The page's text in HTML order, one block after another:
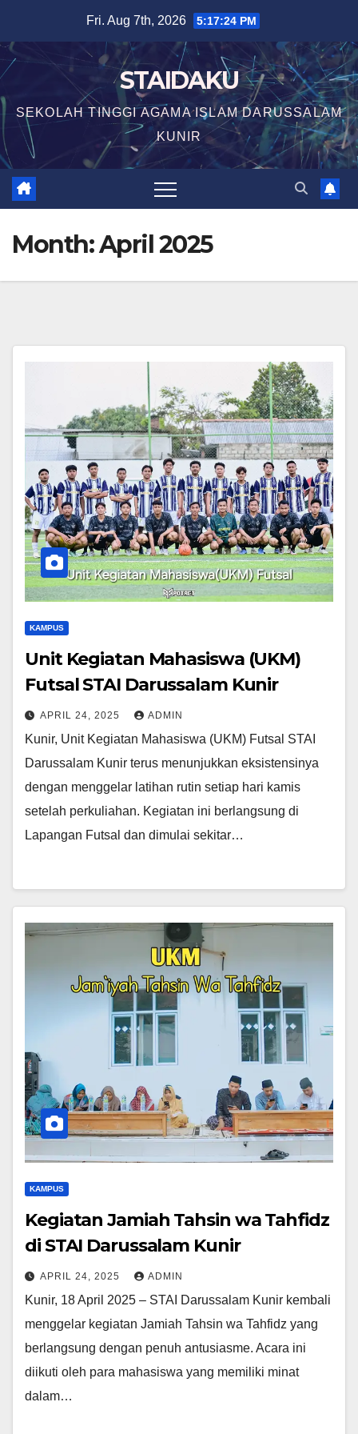
content
Fri. Aug 7th, 2026 5:17:24 PM
STAIDAKU
SEKOLAH TINGGI AGAMA ISLAM DARUSSALAM
KUNIR
Month:April 2025
KAMPUS
Unit Kegiatan Mahasiswa (UKM)
Futsal STAI Darussalam Kunir
APRIL 24, 2025 ADMIN
Kunir, Unit Kegiatan Mahasiswa (UKM) Futsal STAI
Darussalam Kunir terus menunjukkan eksistensinya
dengan menggelar latihan rutin setiap hari kamis
setelah perkuliahan. Kegiatan ini berlangsung di
Lapangan Futsal dan dimulai sekitar…
KAMPUS
Kegiatan Jamiah Tahsin wa Tahfidz
di STAI Darussalam Kunir
APRIL 24, 2025 ADMIN
Kunir, 18 April 2025 – STAI Darussalam Kunir kembali
menggelar kegiatan Jamiah Tahsin wa Tahfidz yang
berlangsung dengan penuh antusiasme. Acara ini
diikuti oleh para mahasiswa yang memiliki minat
dalam…